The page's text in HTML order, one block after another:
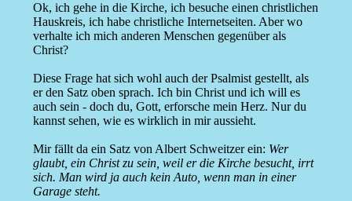
Ok, ich gehe in die Kirche, ich besuche einen christlichen
Hauskreis, ich habe christliche Internetseiten. Aber wo
verhalte ich mich anderen Menschen gegenüber als
Christ?
Diese Frage hat sich wohl auch der Psalmist gestellt, als
er den Satz oben sprach. Ich bin Christ und ich will es
auch sein - doch du, Gott, erforsche mein Herz. Nur du
kannst sehen, wie es wirklich in mir aussieht.
Mir fällt da ein Satz von Albert Schweitzer ein: Wer
glaubt, ein Christ zu sein, weil er die Kirche besucht, irrt
sich. Man wird ja auch kein Auto, wenn man in einer
Garage steht.